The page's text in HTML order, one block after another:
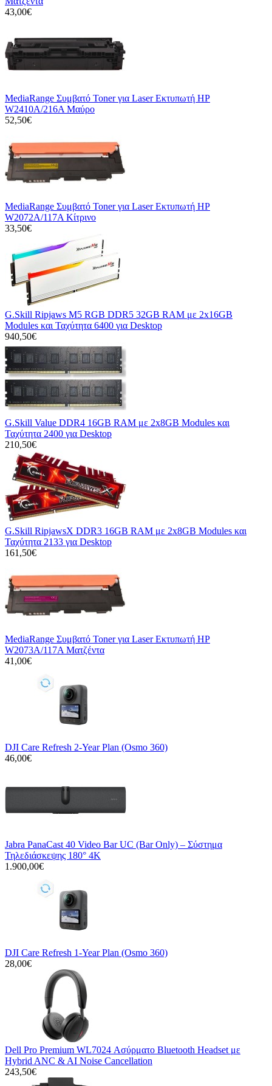
43,00€
MediaRange Συμβατό Toner για Laser Εκτυπωτή HP
W2410A/216A Μαύρο
52,50€
MediaRange Συμβατό Toner για Laser Εκτυπωτή HP
W2072A/117A Κίτρινο
33,50€
G.Skill Ripjaws M5 RGB DDR5 32GB RAM με 2x16GB
Modules και Ταχύτητα 6400 για Desktop
940,50€
G.Skill Value DDR4 16GB RAM με 2x8GB Modules και
Ταχύτητα 2400 για Desktop
210,50€
G.Skill RipjawsX DDR3 16GB RAM με 2x8GB Modules και
Ταχύτητα 2133 για Desktop
161,50€
MediaRange Συμβατό Toner για Laser Εκτυπωτή HP
W2073A/117A Ματζέντα
41,00€
DJI Care Refresh 2-Year Plan (Osmo 360)
46,00€
Jabra PanaCast 40 Video Bar UC (Bar Only) – Σύστημα
Τηλεδιάσκεψης 180° 4K
1.900,00€
DJI Care Refresh 1-Year Plan (Osmo 360)
28,00€
Dell Pro Premium WL7024 Ασύρματο Bluetooth Headset με
Hybrid ANC & AI Noise Cancellation
243,50€